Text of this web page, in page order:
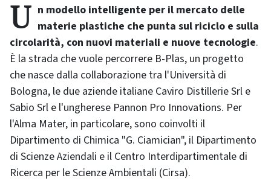
Un modello intelligente per il mercato delle materie plastiche che punta sul riciclo e sulla
circolarità, con nuovi materiali e nuove tecnologie.
È la strada che vuole percorrere B-Plas, un progetto
che nasce dalla collaborazione tra l'Università di
Bologna, le due aziende italiane Caviro Distillerie Srl e
Sabio Srl e l'ungherese Pannon Pro Innovations. Per
l'Alma Mater, in particolare, sono coinvolti il
Dipartimento di Chimica "G. Ciamician", il Dipartimento
di Scienze Aziendali e il Centro Interdipartimentale di
Ricerca per le Scienze Ambientali (Cirsa).